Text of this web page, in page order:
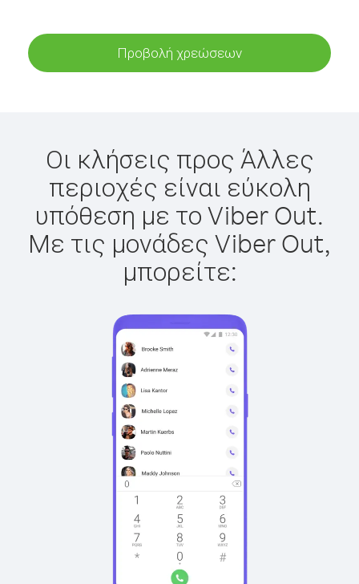
Προβολή χρεώσεων
Οι κλήσεις προς Άλλες
περιοχές είναι εύκολη
υπόθεση με το Viber Out.
Με τις μονάδες Viber Out,
μπορείτε: